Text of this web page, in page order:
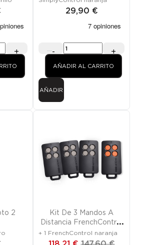
+
29,90 €
- +
AÑADIR AL CARRITO
AÑADIR
2
Promoción
Kit De 3 Mandos A
Distancia FrenchControl
Gris
+ 1 FrenchControl naranja